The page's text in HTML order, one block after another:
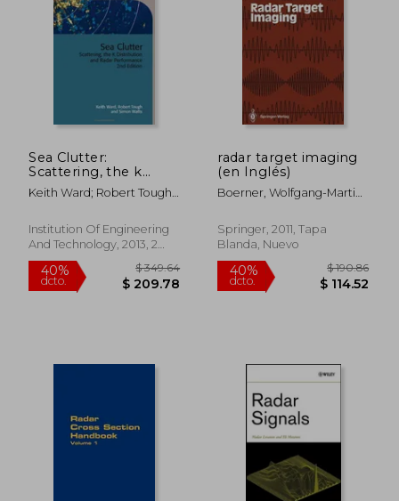
45%
dcto.
45%
dcto.
Sea Clutter:
Scattering, the k
Distribution and
Radar Performance
and Radar) (en Inglés)
Keith Ward; Robert Tough;
Institution Of Engineering
And Technology, 2013, 2
Edición, Tapa Dura, Nuevo
radar target imaging
(en Inglés)
Boerner, Wolfgang-Martin ;
Springer, 2011, Tapa
Blanda, Nuevo